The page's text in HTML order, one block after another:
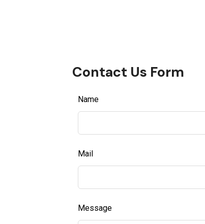
Contact Us Form
Leave
blank
Name
Mail
Message